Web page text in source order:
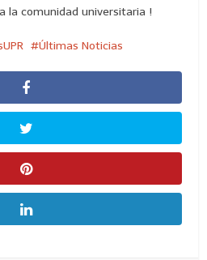
la comunidad universitaria !
Últimas Noticias